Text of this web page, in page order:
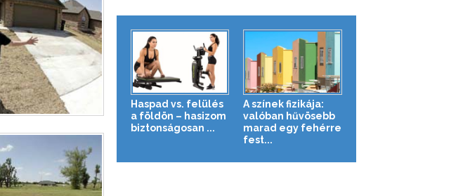
Haspad vs. felülés
a földön – hasizom
biztonságosan ...
A színek fizikája:
valóban hűvösebb
marad egy fehérre
fest...